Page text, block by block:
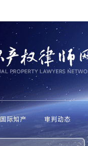
国际知产 审判动态